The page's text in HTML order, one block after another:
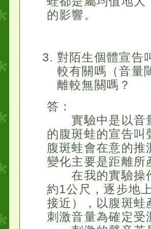
的影響。
對陌生個體宣告
較有關嗎（音量
離較無關嗎？
答：
實驗中是以音
的腹斑蛙的宣告
腹斑蛙會在意的
變化主要是距離所
在我的實驗操
約1公尺，逐步地
接近），以腹斑蛙
刺激音量為確定